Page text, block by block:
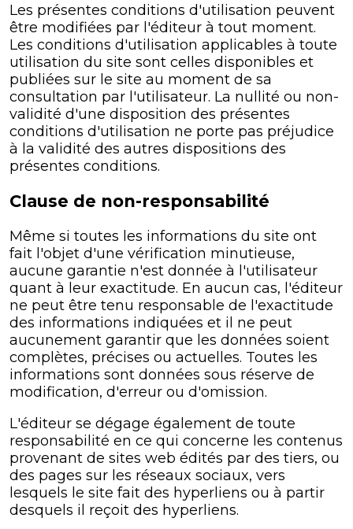
Les présentes conditions d'utilisation peuvent
être modifiées par l'éditeur à tout moment.
Les conditions d'utilisation applicables à toute
utilisation du site sont celles disponibles et
publiées sur le site au moment de sa
consultation par l'utilisateur. La nullité ou non-
validité d'une disposition des présentes
conditions d'utilisation ne porte pas préjudice
à la validité des autres dispositions des
présentes conditions.
Clause de non-responsabilité
Même si toutes les informations du site ont
fait l'objet d'une vérification minutieuse,
aucune garantie n'est donnée à l'utilisateur
quant à leur exactitude. En aucun cas, l'éditeur
ne peut être tenu responsable de l'exactitude
des informations indiquées et il ne peut
aucunement garantir que les données soient
complètes, précises ou actuelles. Toutes les
informations sont données sous réserve de
modification, d'erreur ou d'omission.
L'éditeur se dégage également de toute
responsabilité en ce qui concerne les contenus
provenant de sites web édités par des tiers, ou
des pages sur les réseaux sociaux, vers
lesquels le site fait des hyperliens ou à partir
desquels il reçoit des hyperliens.